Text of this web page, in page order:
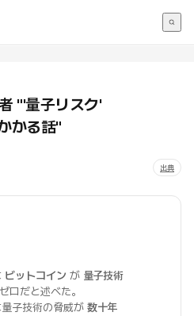
"'量子リスク'
かる話"
出典
ビットコイン が 量子技術
ロだと述べた。
子技術の脅威が 数十年